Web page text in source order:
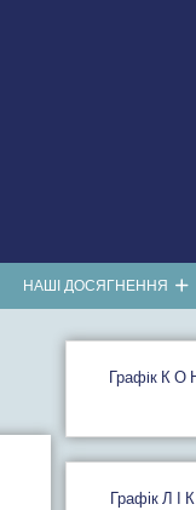
НАШІ ДОСЯГНЕННЯ
Графiк К О
Графік Л І